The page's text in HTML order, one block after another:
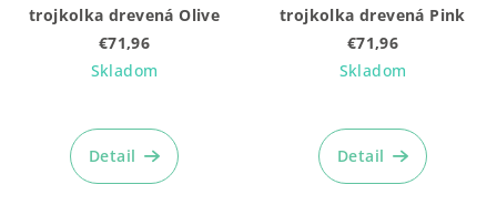
trojkolka drevená Olive
€71,96
Skladom
Detail
trojkolka drevená Pink
€71,96
Skladom
Detail